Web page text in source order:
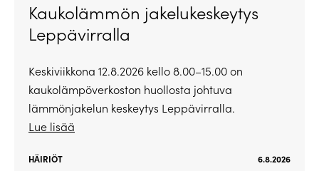
Kaukolämmön jakelukeskeytys
Leppävirralla
Keskiviikkona 12.8.2026 kello 8.00–15.00 on
kaukolämpöverkoston huollosta johtuva
lämmönjakelun keskeytys Leppävirralla.
Lue lisää
HÄIRIÖT 6.8.2026